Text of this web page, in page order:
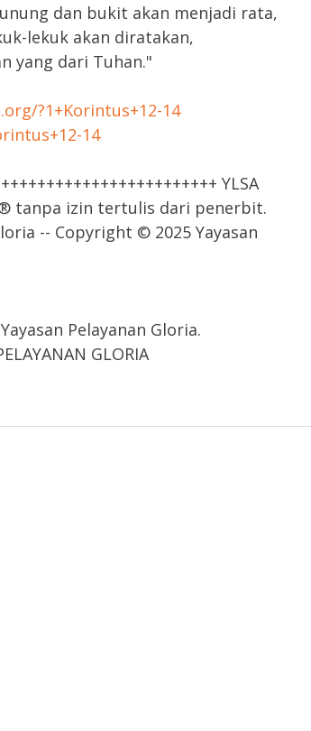
dan bukit akan menjadi rata,
lekuk akan diratakan,
yang dari Tuhan."
?1+Korintus+12-14
14
YLSA
tanpa izin tertulis dari penerbit.
-- Copyright © 2025 Yayasan
Pelayanan Gloria.
GLORIA